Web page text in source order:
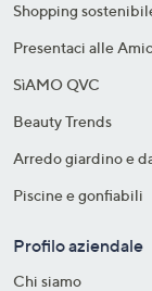
Shopping
Presentaci alle
SìAMO QVC
Beauty Trends
Arredo giardino e
Piscine e gonfiabili
Profilo aziendale
Chi siamo